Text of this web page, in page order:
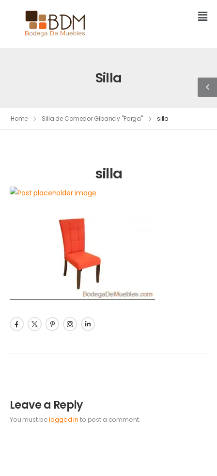
Silla
Home Silla de Comedor Gibanely "Parga" silla
silla
Leave a Reply
You must belogged in to post a comment.